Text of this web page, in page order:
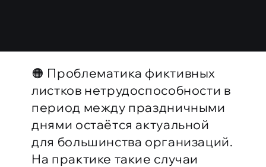
🟠 Проблематика фиктивных
листков нетрудоспособности в
период между праздничными
днями остаётся актуальной
для большинства организаций.
На практике такие случаи